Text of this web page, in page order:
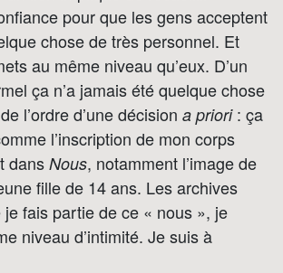
pour que les gens acceptent
chose de très personnel. Et
au même niveau qu’eux. D’un
ça n’a jamais été quelque chose
l’ordre d’une décision a priori: ça
l’inscription de mon corps
dans Nous, notamment l’image de
fille de 14 ans. Les archives
fais partie de ce « nous », je
niveau d’intimité. Je suis à